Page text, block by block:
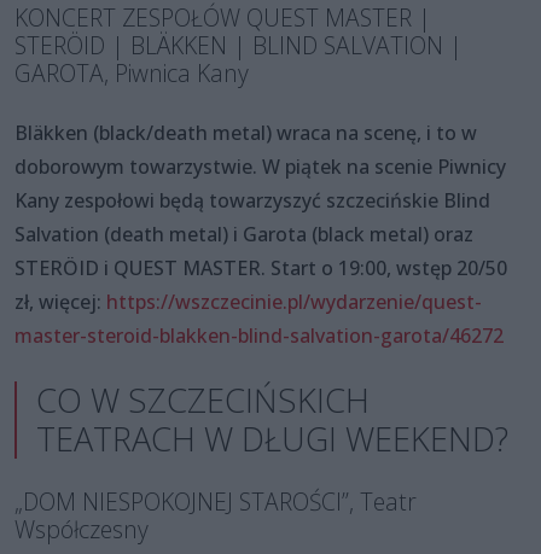
KONCERT ZESPOŁÓW QUEST MASTER |
STERÖID | BLÄKKEN | BLIND SALVATION |
GAROTA, Piwnica Kany
Bläkken (black/death metal) wraca na scenę, i to w
doborowym towarzystwie. W piątek na scenie Piwnicy
Kany zespołowi będą towarzyszyć szczecińskie Blind
Salvation (death metal) i Garota (black metal) oraz
STERÖID i QUEST MASTER. Start o 19:00, wstęp 20/50
zł, więcej: https://wszczecinie.pl/wydarzenie/quest-
master-steroid-blakken-blind-salvation-garota/46272
CO W SZCZECIŃSKICH
TEATRACH W DŁUGI WEEKEND?
„DOM NIESPOKOJNEJ STAROŚCI”, Teatr
Współczesny